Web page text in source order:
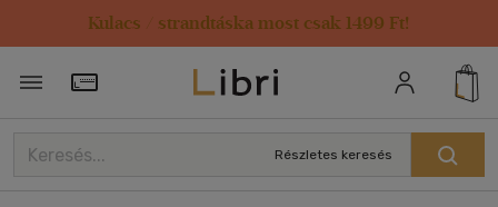
Kulacs / strandtáska most csak 1499 Ft!
Törzsvásárlói Kártya adatai
Részletes keresés
Rendezés
Kiadás éve szerint csökkenő